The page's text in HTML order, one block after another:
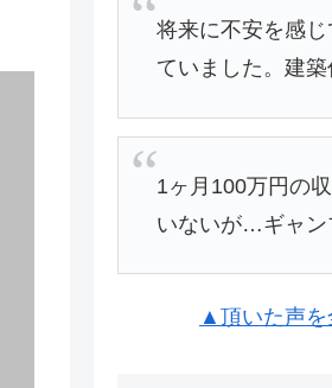
将来に不安を感
ていました。建
1ヶ月100万円の
いないが…ギャン
▲頂いた声